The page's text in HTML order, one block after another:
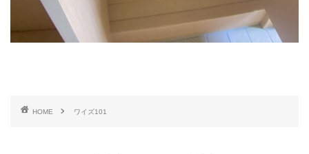
HOME ワイズ101